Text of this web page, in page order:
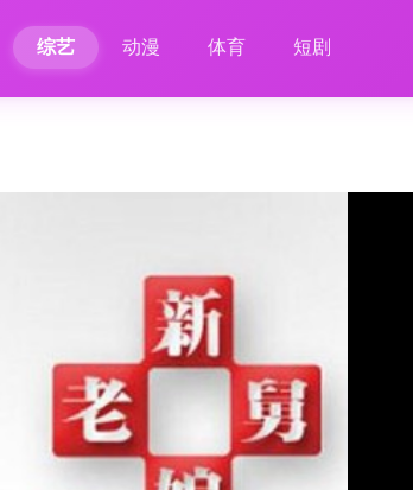
综艺 动漫 体育 短剧